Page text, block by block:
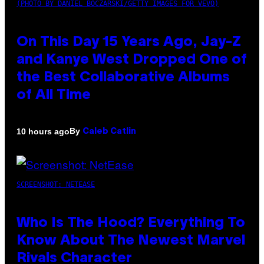
(PHOTO BY DANIEL BOCZARSKI/GETTY IMAGES FOR VEVO)
On This Day 15 Years Ago, Jay-Z
and Kanye West Dropped One of
the Best Collaborative Albums
of All Time
10 hours agoBy Caleb Catlin
SCREENSHOT: NETEASE
Who Is The Hood? Everything To
Know About The Newest Marvel
Rivals Character